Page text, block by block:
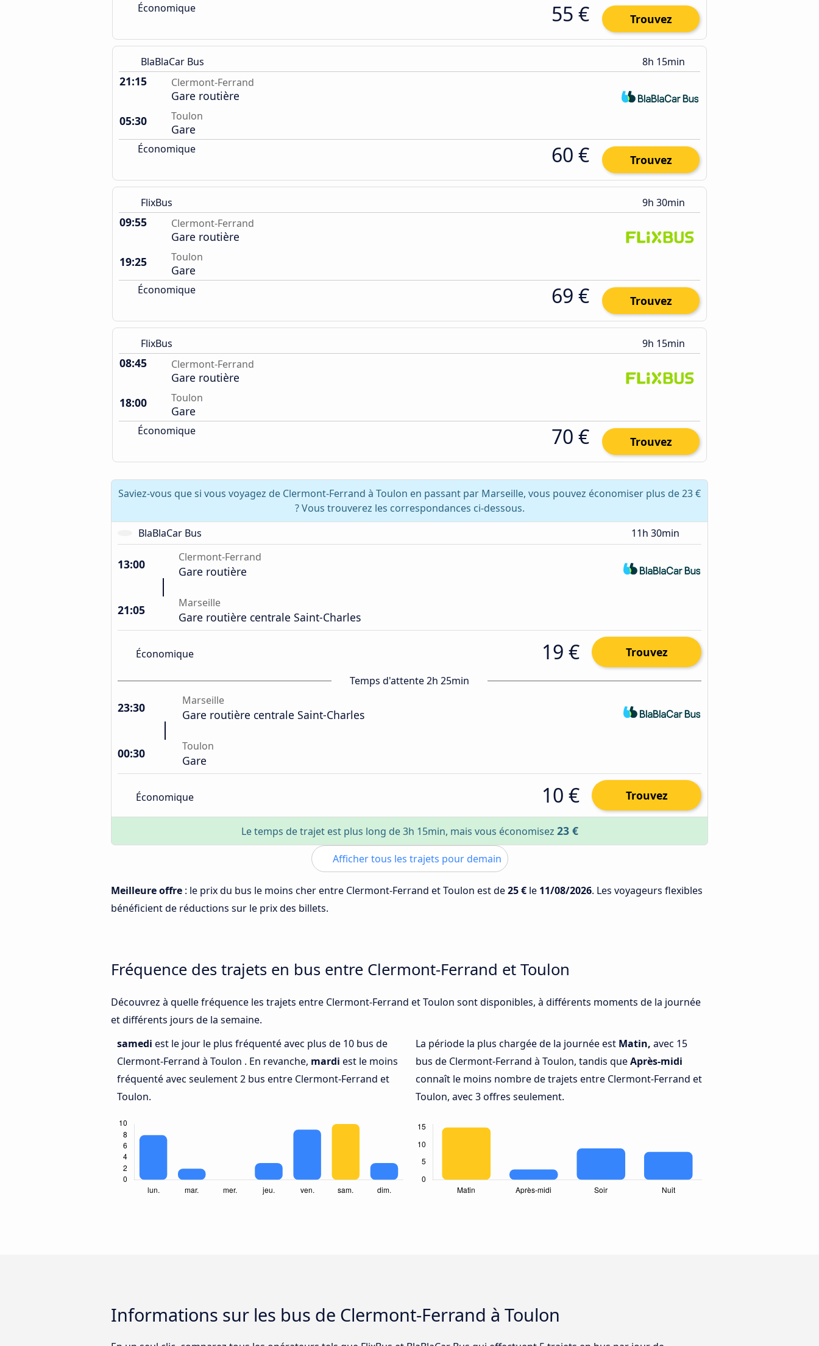
Économique 55 € Trouvez
BlaBlaCar Bus 8h 15min
21:15 Clermont-Ferrand
Gare routière
05:30
Toulon
Gare
Économique 60 € Trouvez
FlixBus 9h 30min
09:55 Clermont-Ferrand
Gare routière
19:25
Toulon
Gare
Économique 69 € Trouvez
FlixBus 9h 15min
08:45 Clermont-Ferrand
Gare routière
18:00
Toulon
Gare
Économique 70 € Trouvez
Saviez-vous que si vous voyagez de Clermont-Ferrand à Toulon en passant par Marseille, vous pouvez économiser plus de 23 €
? Vous trouverez les correspondances ci-dessous.
BlaBlaCar Bus
11h 30min
13:00 Clermont-Ferrand
Gare routière
21:05 Marseille
Gare routière centrale Saint-Charles
Économique 19 € Trouvez
Temps d'attente 2h 25min
23:30 Marseille
Gare routière centrale Saint-Charles
00:30 Toulon
Gare
Économique 10 € Trouvez
Le temps de trajet est plus long de 3h 15min, mais vous économisez 23 €
Afficher tous les trajets pour demain
Meilleure offre : le prix du bus le moins cher entre Clermont-Ferrand et Toulon est de25 € le 11/08/2026. Les voyageurs flexibles
bénéficient de réductions sur le prix des billets.
Fréquence des trajets en bus entre Clermont-Ferrand et Toulon
Découvrez à quelle fréquence les trajets entre Clermont-Ferrand et Toulon sont disponibles, à différents moments de la journée
et différents jours de la semaine.
samedi est le jour le plus fréquenté avec plus de 10 bus de
Clermont-Ferrand à Toulon . En revanche, mardi est le moins
fréquenté avec seulement 2 bus entre Clermont-Ferrand et
Toulon.
La période la plus chargée de la journée est Matin, avec 15
bus de Clermont-Ferrand à Toulon, tandis queAprès-midi
connaît le moins nombre de trajets entre Clermont-Ferrand et
Toulon, avec 3 offres seulement.
Informations sur les bus de Clermont-Ferrand à Toulon